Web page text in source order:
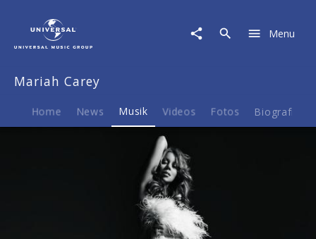
Musik
E=MC²
Menu
Mariah Carey
Home News Musik Videos Fotos Biografie